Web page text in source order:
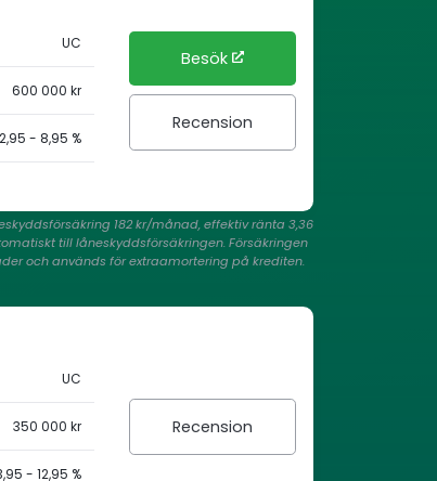
UC
600 000 kr
2,95 - 8,95 %
Recension
Besök
182 kr/månad, effektiv ränta 3,36
till låneskyddsförsäkringen. Försäkringen
och används för extraamortering på krediten.
UC
350 000 kr
- 12,95 %
Recension